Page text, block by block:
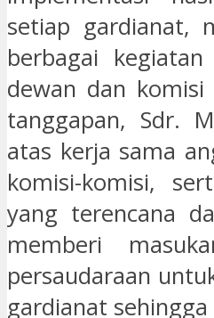
setiap gardianat,
berbagai
dewan dan komisi
tanggapan, Sdr.
atas kerja sama
komisi-komisi,
yang terencana
memberi
persaudaraan
gardianat